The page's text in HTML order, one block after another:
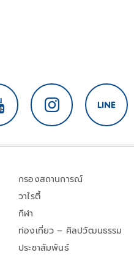
กรองสถานการณ์
วาไรตี้
กีฬา
ท่องเที่ยว – ศิลปวัฒนธรรม
ประชาสัมพันธ์